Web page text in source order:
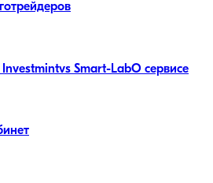
Investmintvs Smart-LabО сервисе